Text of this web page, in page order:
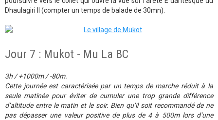
Dhaulagiri II (compter un temps de balade de 30mn).
Jour 7 : Mukot - Mu La BC
3h / +1000m / -80m.
Cette journée est caractérisée par un temps de marche réduit à la
seule matinée pour éviter de cumuler une trop grande différence
d’altitude entre le matin et le soir. Bien qu’il soit recommandé de ne
pas dépasser une valeur positive de plus de 4 à 500m lors d’une